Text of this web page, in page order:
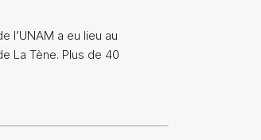
l’UNAM a eu lieu au
La Tène. Plus de 40